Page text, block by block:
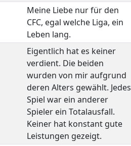
Meine Liebe nur für den
CFC, egal welche Liga, ein
Leben lang.
Eigentlich hat es keiner
verdient. Die beiden
wurden von mir aufgrund
deren Alters gewählt. Jedes
Spiel war ein anderer
Spieler ein Totalausfall.
Keiner hat konstant gute
Leistungen gezeigt.